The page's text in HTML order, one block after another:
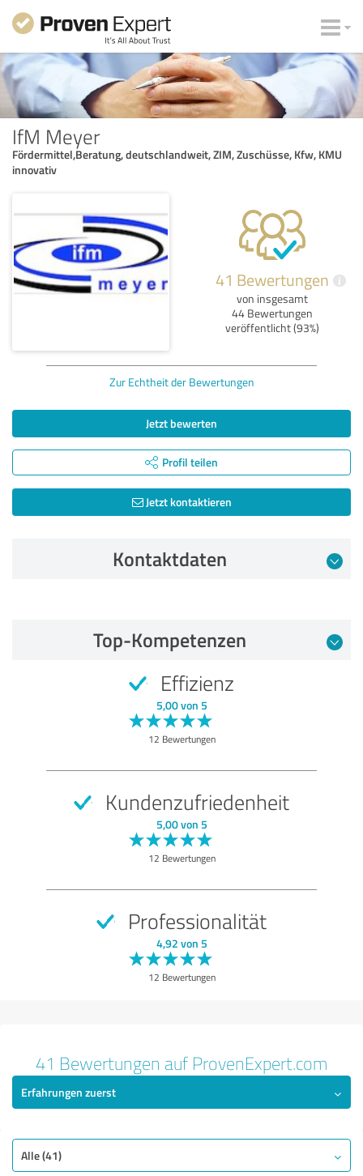
IfM Meyer
Fördermittel,Beratung, deutschlandweit, ZIM, Zuschüsse, Kfw, KMU
innovativ
41 Bewertungen i
von insgesamt
44 Bewertungen
veröffentlicht (93%)
Zur Echtheit der Bewertungen
Jetzt bewerten
Profil teilen
Jetzt kontaktieren
Kontaktdaten
Empfehlung
Durchführung
Top-Kompetenzen
Effizienz
5,00 von 5
12 Bewertungen
Kundenzufriedenheit
5,00 von 5
12 Bewertungen
Professionalität
4,92 von 5
12 Bewertungen
41 Bewertungen auf ProvenExpert.com
Erfahrungen zuerst
Alle (41)